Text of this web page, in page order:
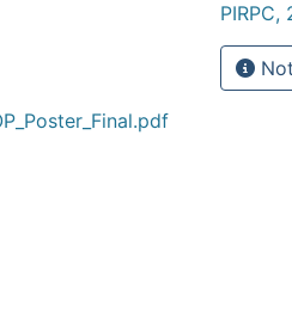
PIRPC,